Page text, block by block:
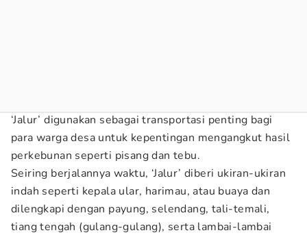
‘Jalur’ digunakan sebagai transportasi penting bagi
para warga desa untuk kepentingan mengangkut hasil
perkebunan seperti pisang dan tebu.
Seiring berjalannya waktu, ‘Jalur’ diberi ukiran-ukiran
indah seperti kepala ular, harimau, atau buaya dan
dilengkapi dengan payung, selendang, tali-temali,
tiang tengah (gulang-gulang), serta lambai-lambai